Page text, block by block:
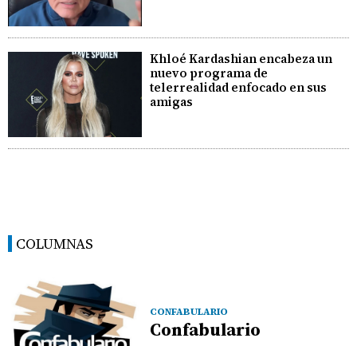
Khloé Kardashian encabeza un
nuevo programa de
telerrealidad enfocado en sus
amigas
COLUMNAS
CONFABULARIO
Confabulario